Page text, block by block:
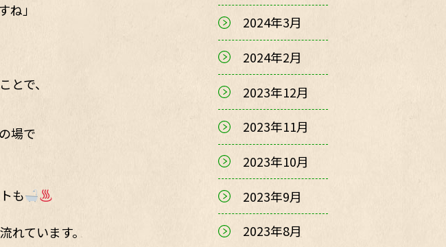
」
で、
場で
も
ています。
2024年3月
2024年2月
2023年12月
2023年11月
2023年10月
2023年9月
2023年8月